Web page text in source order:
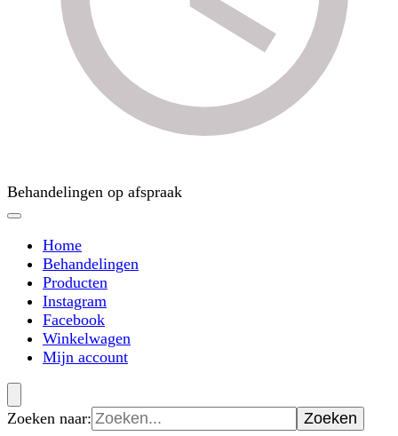
Behandelingen op afspraak
Home
Behandelingen
Producten
Instagram
Facebook
Winkelwagen
Mijn account
Zoeken naar: